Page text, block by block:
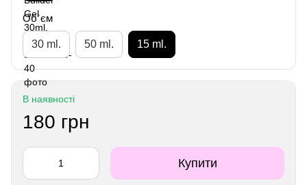
Об`єм
30 ml. 50 ml. 15 ml.
В наявності
180 грн
Купити